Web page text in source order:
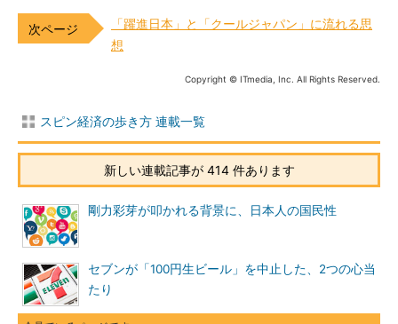
「躍進日本」と「クールジャパン」に流れる思
想
Copyright © ITmedia, Inc. All Rights Reserved.
スピン経済の歩き方 連載一覧
新しい連載記事が 414 件あります
剛力彩芽が叩かれる背景に、日本人の国民性
セブンが「100円生ビール」を中止した、2つの心当
たり